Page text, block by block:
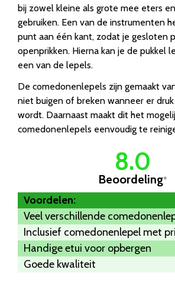
bij zowel kleine als grote mee eters
gebruiken. Een van de instrumenten
punt aan één kant, zodat je gesloten
openprikken. Hierna kan je de pukkel
een van de lepels.
De comedonenlepels zijn gemaakt
niet buigen of breken wanneer er
wordt. Daarnaast maakt dit het
comedonenlepels eenvoudig te
8.0
Beoordeling*
Voordelen:
Veel verschillende
Inclusief comedonenlepel met
Handige etui voor opbergen
Goede kwaliteit